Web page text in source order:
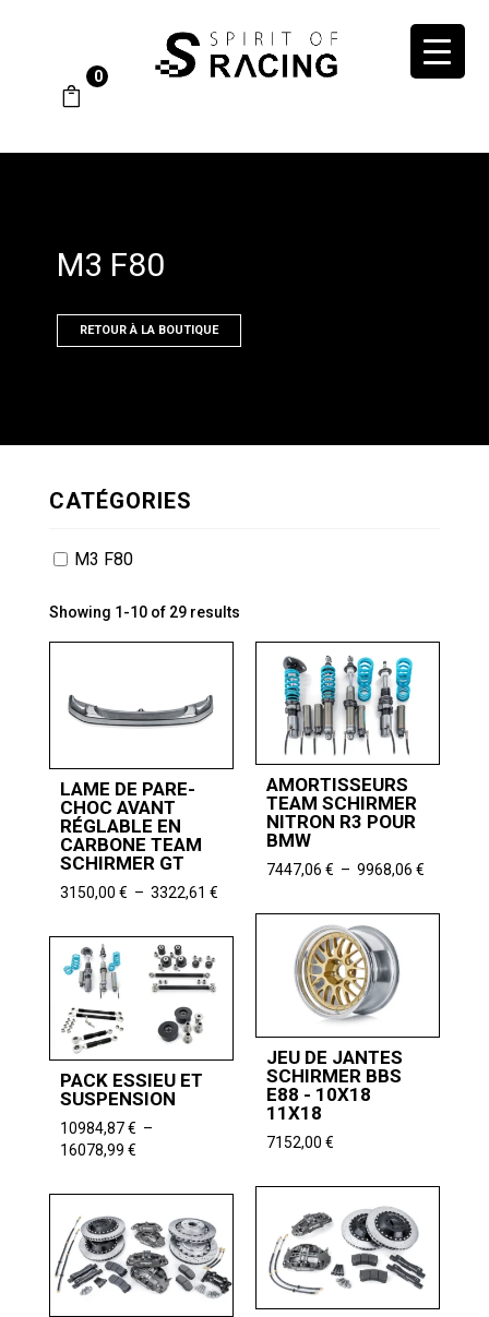
0
M3 F80
RETOUR À LA BOUTIQUE
CATÉGORIES
M3 F80
Showing 1-10 of 29 results
LAME DE PARE-
CHOC AVANT
RÉGLABLE EN
CARBONE TEAM
SCHIRMER GT
3150,00 € – 3322,61 €Plage
prix :
AMORTISSEURS
TEAM SCHIRMER
NITRON R3 POUR
BMW
7447,06 € – 9968,06 €Plage
prix :
JEU DE JANTES
SCHIRMER BBS
E88 - 10X18
11X18
7152,00 €
PACK ESSIEU ET
SUSPENSION
10984,87€ –
16078,99 €Plage
prix :
10984,87 €
à
16078,99 €